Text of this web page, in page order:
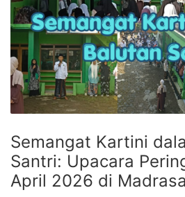
Semangat Kartini
Santri: Upacara
April 2026 di